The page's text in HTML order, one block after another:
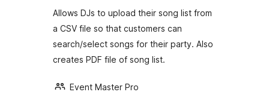
Allows DJs to upload their song list from
a CSV file so that customers can
search/select songs for their party. Also
creates PDF file of song list.
Event Master Pro